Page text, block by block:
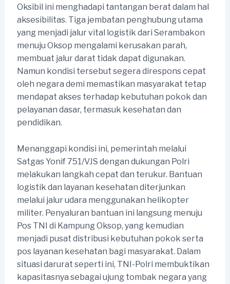
Oksibil ini menghadapi tantangan berat dalam hal
aksesibilitas. Tiga jembatan penghubung utama
yang menjadi jalur vital logistik dari Serambakon
menuju Oksop mengalami kerusakan parah,
membuat jalur darat tidak dapat digunakan.
Namun kondisi tersebut segera direspons cepat
oleh negara demi memastikan masyarakat tetap
mendapat akses terhadap kebutuhan pokok dan
pelayanan dasar, termasuk kesehatan dan
pendidikan.
Menanggapi kondisi ini, pemerintah melalui
Satgas Yonif 751/VJS dengan dukungan Polri
melakukan langkah cepat dan terukur. Bantuan
logistik dan layanan kesehatan diterjunkan
melalui jalur udara menggunakan helikopter
militer. Penyaluran bantuan ini langsung menuju
Pos TNI di Kampung Oksop, yang kemudian
menjadi pusat distribusi kebutuhan pokok serta
pos layanan kesehatan bagi masyarakat. Dalam
situasi darurat seperti ini, TNI-Polri membuktikan
kapasitasnya sebagai ujung tombak negara yang